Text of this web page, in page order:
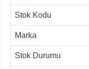
Stok Kodu
Marka
Stok Durumu